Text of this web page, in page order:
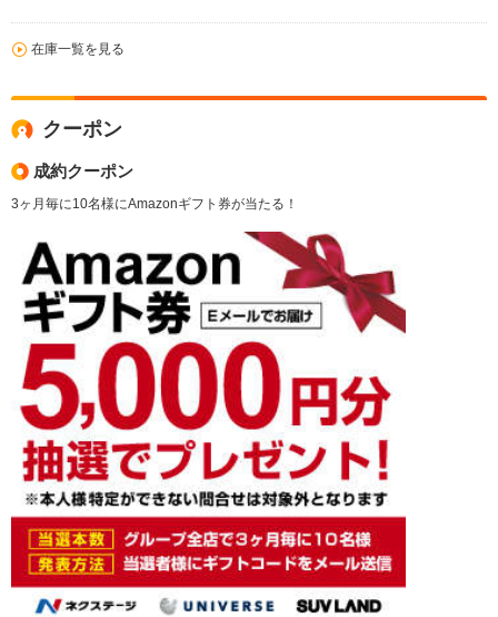
在庫一覧を見る
クーポン
成約クーポン
3ヶ月毎に10名様にAmazonギフト券が当たる！